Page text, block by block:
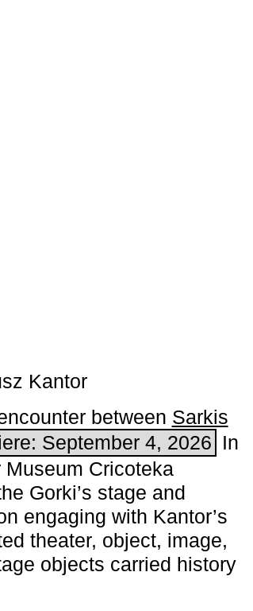
Kantor
between Sarkis
September 4, 2026 In
Cricoteka
Gorki’s stage and
engaging with Kantor’s
theater, object, image,
objects carried history